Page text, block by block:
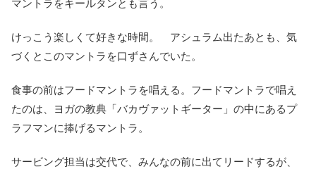
マントラをキールタンとも言う。
けっこう楽しくて好きな時間。 アシュラム出たあとも、気
づくとこのマントラを口ずさんでいた。
食事の前はフードマントラを唱える。フードマントラで唱え
たのは、ヨガの教典「バカヴァットギーター」の中にあるプ
ラフマンに捧げるマントラ。
サービング担当は交代で、みんなの前に出てリードするが、